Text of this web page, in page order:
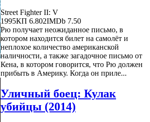
Street Fighter II: V
1995КП 6.802IMDb 7.50
Рю получает неожиданное письмо, в
котором находится билет на самолёт и
неплохое количество американской
наличности, а также загадочное письмо от
Кена, в котором говорится, что Рю должен
прибыть в Америку. Когда он приле...
Уличный боец: Кулак
убийцы (2014)